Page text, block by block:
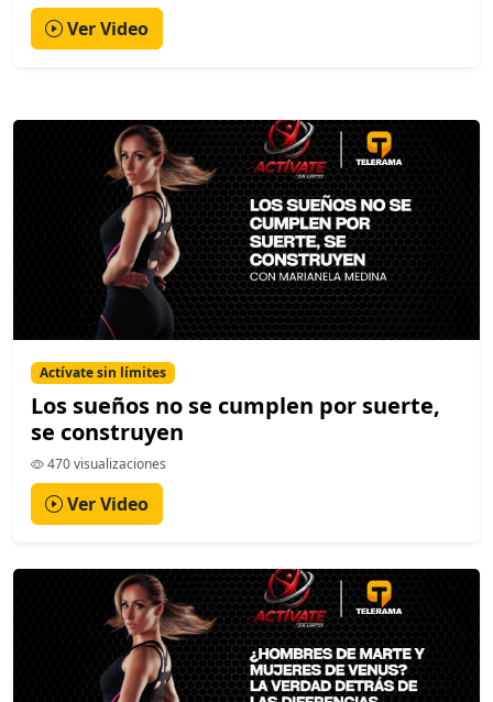
Ver Video
Actívate sin límites
Los sueños no se cumplen por suerte,
se construyen
470 visualizaciones
Ver Video